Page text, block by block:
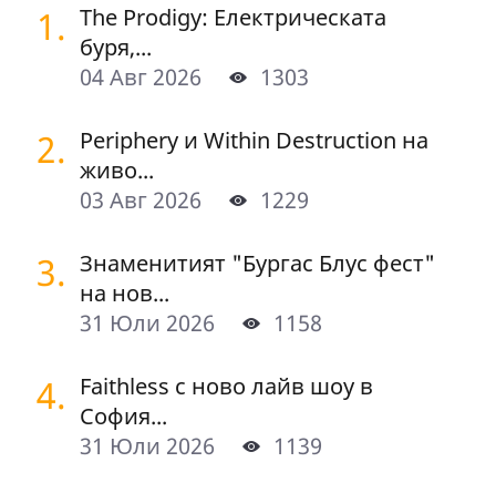
1. The Prodigy: Електрическата
буря,...
04 Авг 2026
1303
2. Periphery и Within Destruction на
живо...
03 Авг 2026
1229
3. Знаменитият "Бургас Блус фест"
на нов...
31 Юли 2026
1158
4. Faithless с ново лайв шоу в
София...
31 Юли 2026
1139